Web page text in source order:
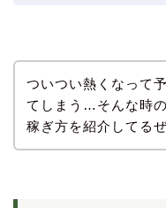
ついつい熱くなって
てしまう…そんな時
稼ぎ方を紹介してる